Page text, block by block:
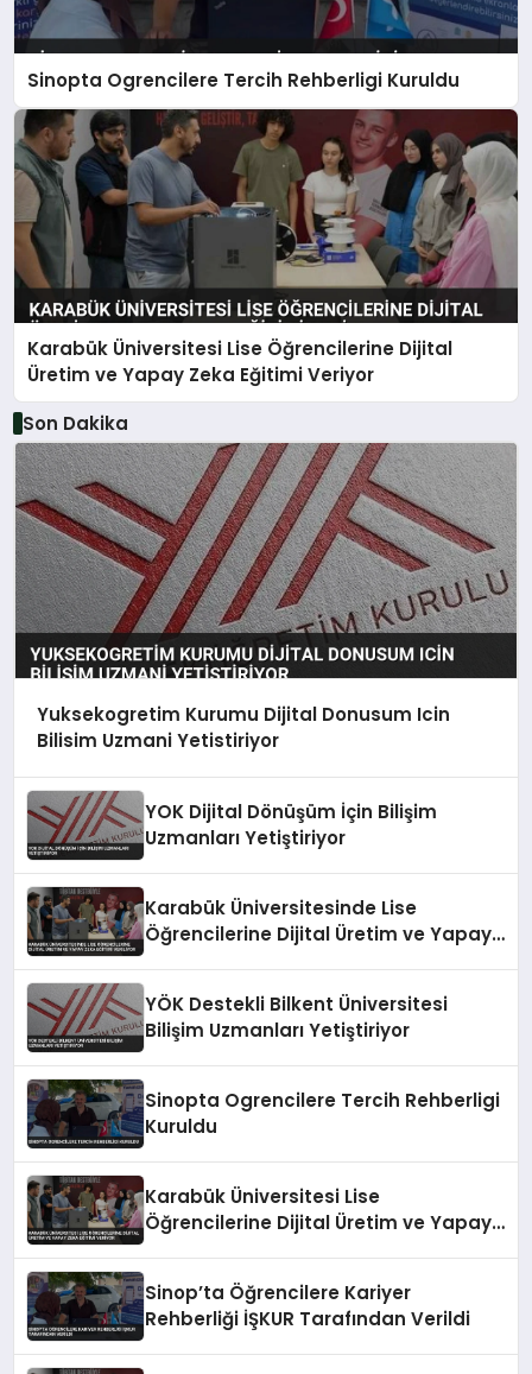
Sinopta Ogrencilere Tercih Rehberligi Kuruldu
Karabük Üniversitesi Lise Öğrencilerine Dijital
Üretim ve Yapay Zeka Eğitimi Veriyor
Son Dakika
Yuksekogretim Kurumu Dijital Donusum Icin
Bilisim Uzmani Yetistiriyor
YOK Dijital Dönüşüm İçin Bilişim
Uzmanları Yetiştiriyor
Karabük Üniversitesinde Lise
Öğrencilerine Dijital Üretim ve Yapay
YÖK Destekli Bilkent Üniversitesi
Bilişim Uzmanları Yetiştiriyor
Sinopta Ogrencilere Tercih Rehberligi
Kuruldu
Karabük Üniversitesi Lise
Öğrencilerine Dijital Üretim ve Yapay
Sinop’ta Öğrencilere Kariyer
Rehberliği İŞKUR Tarafından Verildi